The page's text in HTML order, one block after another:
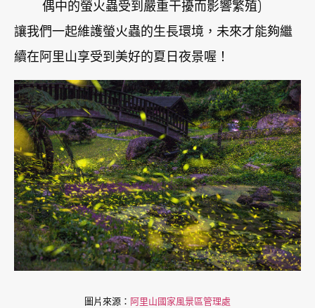
偶中的螢火蟲受到嚴重干擾而影響繁殖)
讓我們一起維護螢火蟲的生長環境，未來才能夠繼
續在阿里山享受到美好的夏日夜景喔！
圖片來源： 阿里山國家風景區管理處